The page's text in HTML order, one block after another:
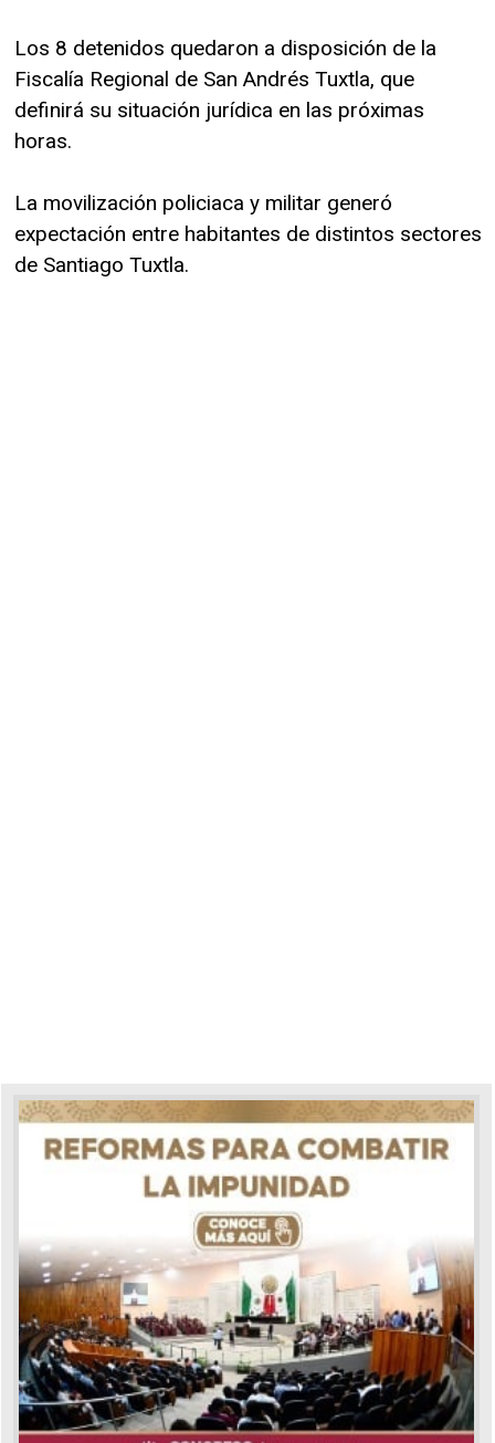
Los 8 detenidos quedaron a disposición de la
Fiscalía Regional de San Andrés Tuxtla, que
definirá su situación jurídica en las próximas
horas.
La movilización policiaca y militar generó
expectación entre habitantes de distintos sectores
de Santiago Tuxtla.